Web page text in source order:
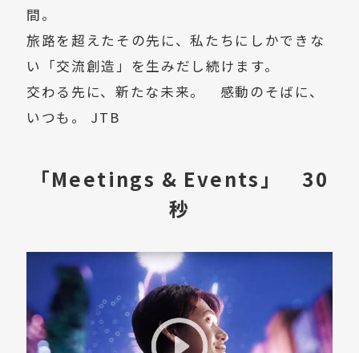
間。
旅路を超えたその先に、私たちにしかできな
い「交流創造」を生みだし続けます。
交わる先に、新たな未来。 感動のそばに、
いつも。 JTB
「Meetings & Events」 30
秒